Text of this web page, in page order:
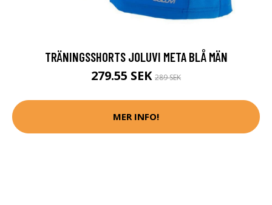
TRÄNINGSSHORTS JOLUVI META BLÅ MÄN
279.55 SEK 289 SEK
MER INFO!